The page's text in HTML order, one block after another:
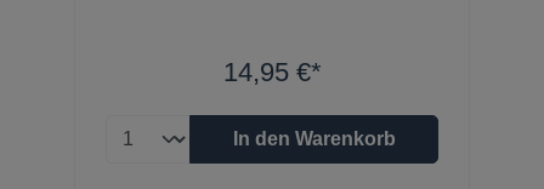
14,95 €*
In den Warenkorb